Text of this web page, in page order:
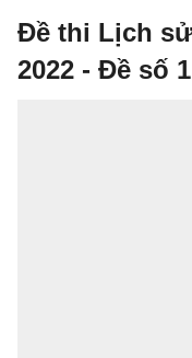
Đề thi Lịch
2022 - Đề số 1